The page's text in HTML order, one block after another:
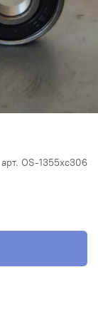
арт. OS-1355xc306